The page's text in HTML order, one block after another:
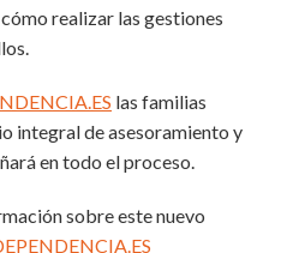
realizar las gestiones
las familias
integral de asesoramiento y
en todo el proceso.
sobre este nuevo